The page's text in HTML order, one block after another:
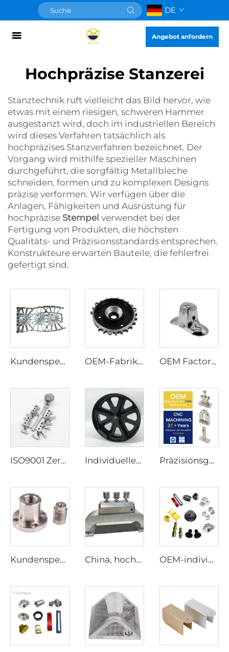
DE
Angebot anfordern
Hochpräzise Stanzerei
Stanztechnik ruft vielleicht das Bild hervor, wie
etwas mit einem riesigen, schweren Hammer
ausgestanzt wird, doch im industriellen Bereich
wird dieses Verfahren tatsächlich als
hochpräzises Stanzverfahren bezeichnet. Der
Vorgang wird mithilfe spezieller Maschinen
durchgeführt, die sorgfältig Metallbleche
schneiden, formen und zu komplexen Designs
präzise verformen. Wir verfügen über die
Anlagen, Fähigkeiten und Ausrüstung für
hochpräzise Stempel verwendet bei der
Fertigung von Produkten, die höchsten
Qualitäts- und Präzisionsstandards entsprechen.
Konstrukteure erwarten Bauteile, die fehlerfrei
gefertigt sind.
Kundenspezifischer Präzisionsguss aus Messing und Bronze, Aluminiumguss, Gießerei, Wachsausschmelzverfahren OEM-Fabrik Hochpräzise Aluminium-Druckgussprodukte Zahnradteil OEM Factory High Precision ISO 9001 Die Casting Services für Brass Zinc Aluminum Casting Lampshade
ISO9001 Zertifikat Herstellung OEM Präzisions-Druckguss-Service Edelstahl 304 316 Präzisionsguss Individueller Metallguss-Service, Präzisions-Sandguss, Schwungradteile, Gusseisen- und Aluminiumfelgen sowie andere Autoersatzteile Präzisionsgenaue CNC-Bearbeitungsdienstleistungen, Hersteller von hochwertigen Drehteilen aus Edelstahl und Aluminium, Hochwertige CNC-Frästeile
Kundenspezifische Präzisionsteile aus Aluminium, mechanische Erzeugnisse, metallische CNC-Bearbeitungsdienste China, hochwertige, kundenspezifische, hochpräzise CNC-Bearbeitungsteile OEM-individualisierte präzise CNC-Metallbearbeitung, Edelstahl-Frästeile, gedrehte Teile für Autos, individuelle Messing-, Kupfer-, Aluminium- und Stahlteile